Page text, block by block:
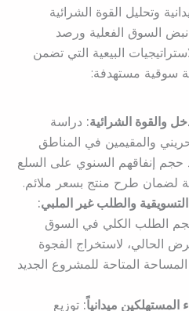
وتحليل القوة الشرائية
السوق الفعلية ورصد
البيعية التي تضمن
سوقية مستهدفة:
والقوة الشرائية: دراسة
والمقيمين في المناطق
حجم إنفاقهم السنوي على السلع
لضمان طرح منتج بسعر ملائم.
والطلب غير الملبي:
الطلب الكلي في السوق
الحالي، لاستخراج الفجوة
المتاحة للمشروع الجديد
ميدانياً: توزيع